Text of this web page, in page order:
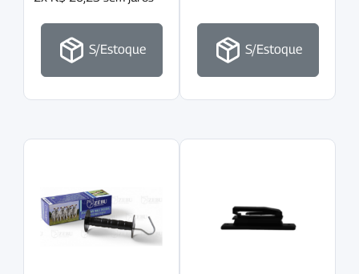
S/Estoque S/Estoque